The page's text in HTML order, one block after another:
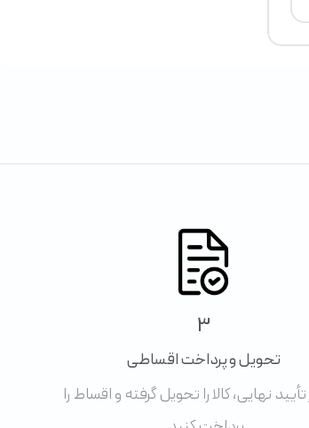
3
تحویل و پرداخت اقساطی
نهایی، کالا را تحویل گرفته و اقساط را